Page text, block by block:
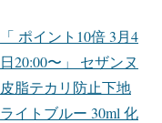
「 ポイント10倍 3月4
日20:00〜」 セザンヌ
皮脂テカリ防止下地
ライトブルー 30ml 化